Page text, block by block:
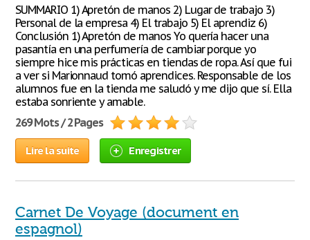
SUMMARIO 1) Apretón de manos 2) Lugar de trabajo 3)
Personal de la empresa 4) El trabajo 5) El aprendiz 6)
Conclusión 1) Apretón de manos Yo quería hacer una
pasantía en una perfumería de cambiar porque yo
siempre hice mis prácticas en tiendas de ropa. Así que fui
a ver si Marionnaud tomó aprendices. Responsable de los
alumnos fue en la tienda me saludó y me dijo que sí. Ella
estaba sonriente y amable.
269 Mots / 2 Pages
Lire la suite Enregistrer
Carnet De Voyage (document en
espagnol)